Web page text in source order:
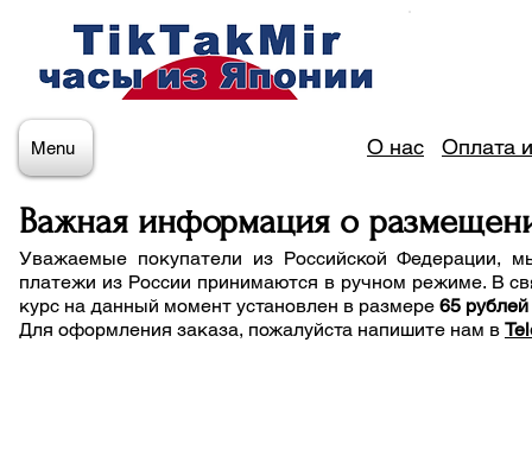
Menu О нас Оплата
Важная информация о
Уважаемые покупатели из Российской Федерации,
платежи из России принимаются в ручном режиме. В
курс на данный момент установлен в размере 65
Для оформления заказа, пожалуйста напишите нам в